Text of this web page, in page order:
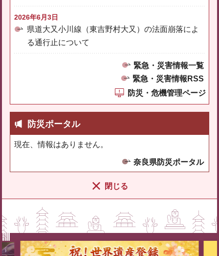
2026年6月3日
県道大又小川線（東吉野村大又）の法面崩落によ
る通行止について
緊急・災害情報一覧
緊急・災害情報RSS
防災・危機管理ページ
防災ポータル
現在、情報はありません。
奈良県防災ポータル
閉じる